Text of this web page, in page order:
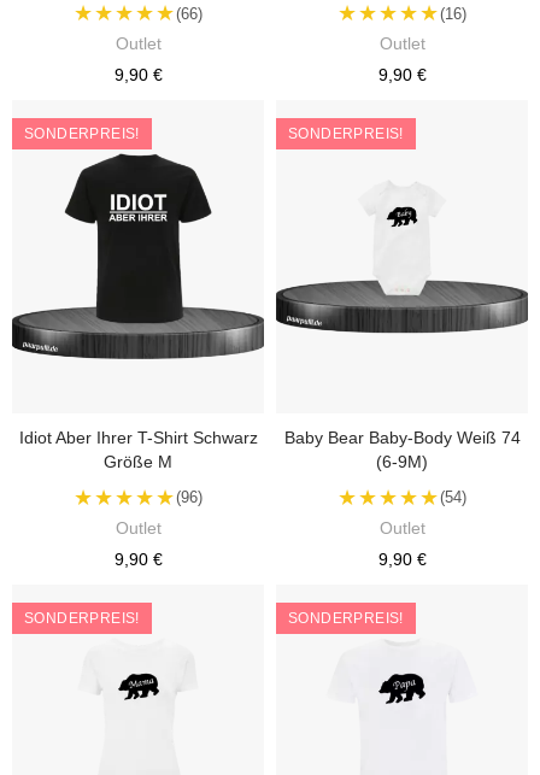
★★★★★(66)
Outlet
9,90 €
★★★★★(16)
Outlet
9,90 €
SONDERPREIS!
Idiot Aber Ihrer T-Shirt Schwarz
Größe M
★★★★★(96)
Outlet
9,90 €
SONDERPREIS!
Baby Bear Baby-Body Weiß 74
(6-9M)
★★★★★(54)
Outlet
9,90 €
SONDERPREIS! SONDERPREIS!